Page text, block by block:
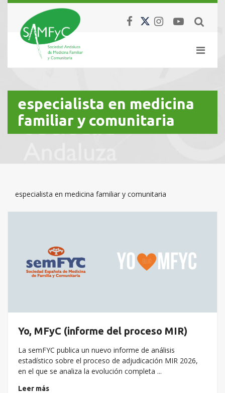
especialista en medicina
familiar y comunitaria
especialista en medicina familiar y comunitaria
Yo, MFyC (informe del proceso MIR)
La semFYC publica un nuevo informe de análisis
estadístico sobre el proceso de adjudicación MIR 2026,
en el que se analiza la evolución completa ...
Leer más